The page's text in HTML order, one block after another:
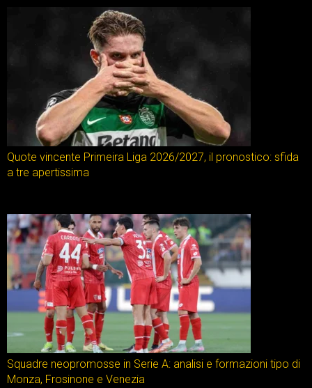
Quote vincente Primeira Liga 2026/2027, il pronostico: sfida
a tre apertissima
Squadre neopromosse in Serie A: analisi e formazioni tipo di
Monza, Frosinone e Venezia